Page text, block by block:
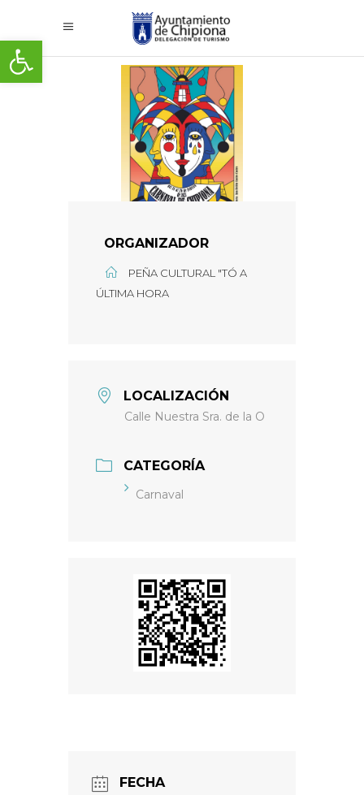
Abrir barra de herramientas
ORGANIZADOR
PEÑA CULTURAL "TÓ A
ÚLTIMA HORA
LOCALIZACIÓN
Calle Nuestra Sra. de la O
CATEGORÍA
Carnaval
FECHA